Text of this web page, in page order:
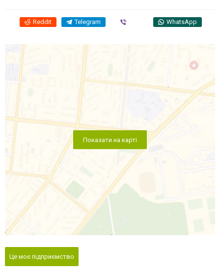
Reddit Telegram WhatsApp
Показати на карті
Це моє підприємство